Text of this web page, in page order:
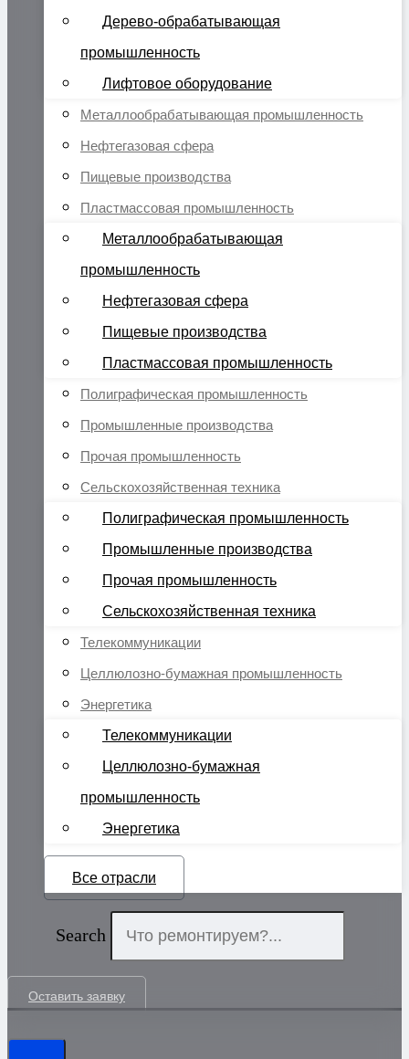
Дерево-обрабатывающая
промышленность
Лифтовое оборудование
Металлообрабатывающая промышленность
Нефтегазовая сфера
Пищевые производства
Пластмассовая промышленность
Металлообрабатывающая
промышленность
Нефтегазовая сфера
Пищевые производства
Пластмассовая промышленность
Полиграфическая промышленность
Промышленные производства
Прочая промышленность
Сельскохозяйственная техника
Полиграфическая промышленность
Промышленные производства
Прочая промышленность
Сельскохозяйственная техника
Телекоммуникации
Целлюлозно-бумажная промышленность
Энергетика
Телекоммуникации
Целлюлозно-бумажная
промышленность
Энергетика
Все отрасли
Search
Оставить заявку